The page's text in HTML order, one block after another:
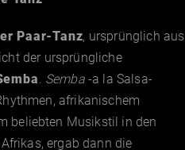
Paar-Tanz, ursprünglich aus
der ursprüngliche
. Semba-a la Salsa-
afrikanischem
beliebten Musikstil in den
ergab dann die